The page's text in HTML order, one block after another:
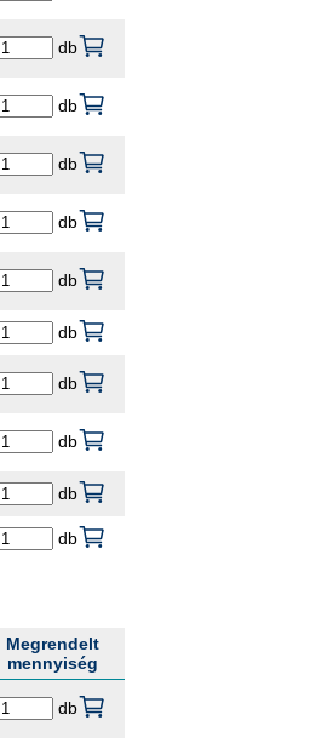
db
db
db
db
db
db
db
db
db
db
Megrendelt
mennyiség
db